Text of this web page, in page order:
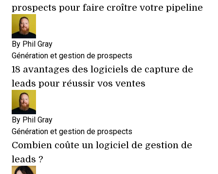
prospects pour faire croître votre pipeline
By Phil Gray
Génération et gestion de prospects
18 avantages des logiciels de capture de
leads pour réussir vos ventes
By Phil Gray
Génération et gestion de prospects
Combien coûte un logiciel de gestion de
leads ?